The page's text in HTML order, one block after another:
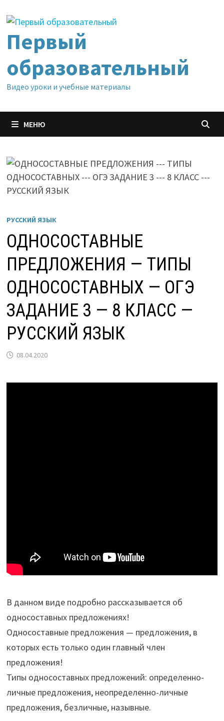
содержимому
Первый
образовательный
Видео уроки и учебные материалы
МЕНЮ
РУССКИЙ ЯЗЫК
ОДНОСОСТАВНЫЕ
ПРЕДЛОЖЕНИЯ — ТИПЫ
ОДНОСОСТАВНЫХ — ОГЭ
ЗАДАНИЕ 3 — 8 КЛАСС —
РУССКИЙ ЯЗЫК
08.04.2020
В данном виде подробно рассказывается об
односоставных предложениях!
Односоставные предложения — предложения, в
которых есть только один главный член
предложения!
Типы односоставных предложений: определенно-
личные предложения, неопределенно-личные
предложения, безличные, назывные.